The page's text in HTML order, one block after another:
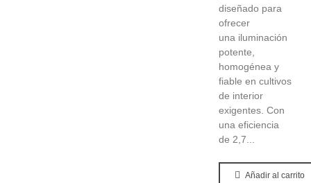
diseñado para
ofrecer
una iluminación
potente,
homogénea y
fiable en cultivos
de interior
exigentes. Con
una eficiencia
de 2,7...
Añadir al carrito